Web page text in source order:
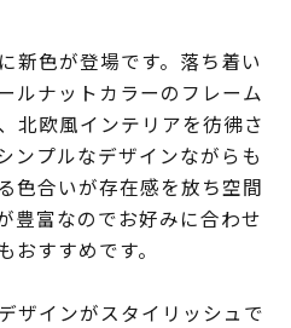
新色が登場です。落ち着い
ルナットカラーのフレーム
北欧風インテリアを彷彿さ
ンプルなデザインながらも
色合いが存在感を放ち空間
豊富なのでお好みに合わせ
おすすめです。
ザインがスタイリッシュで